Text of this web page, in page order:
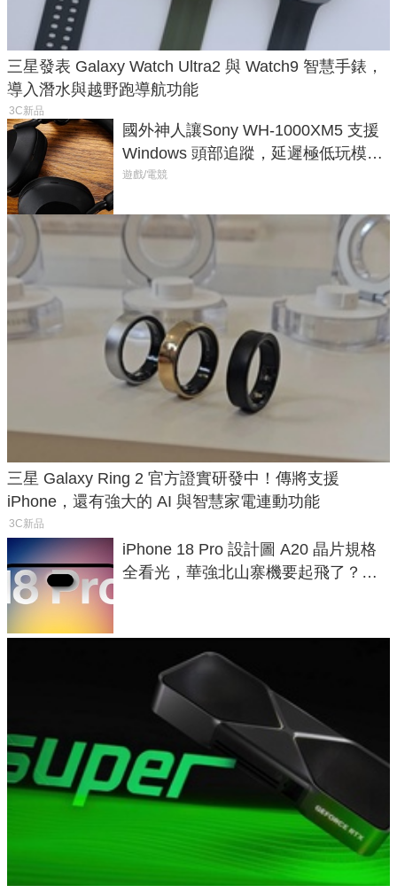
三星發表 Galaxy Watch Ultra2 與 Watch9 智慧手錶，
導入潛水與越野跑導航功能
3C新品
國外神人讓Sony WH-1000XM5 支援
Windows 頭部追蹤，延遲極低玩模擬
飛行超有感
遊戲/電競
三星 Galaxy Ring 2 官方證實研發中！傳將支援
iPhone，還有強大的 AI 與智慧家電連動功能
3C新品
iPhone 18 Pro 設計圖 A20 晶片規格
全看光，華強北山寨機要起飛了？專